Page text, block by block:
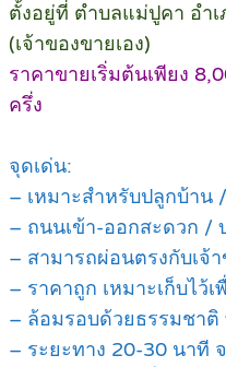
ตั้งอยู่ที่ ตำบลแม่ปูคา อำ
(เจ้าของขายเอง)
ราคาขายเริ่มต้นเพียง
ครึ่ง
จุดเด่น:
– เหมาะสำหรับปลูกบ้าน
– ถนนเข้า-ออกสะดวก /
– สามารถผ่อนตรงกับเจ้
– ราคาถูก เหมาะเก็บไว้
– ล้อมรอบด้วยธรรมชาติ
– ระยะทาง 20-30 นาที